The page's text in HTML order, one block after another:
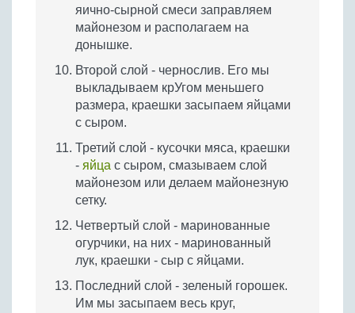
яично-сырной смеси заправляем
майонезом и располагаем на
донышке.
Второй слой - чернослив. Его мы
выкладываем крУгом меньшего
размера, краешки засыпаем яйцами
с сыром.
Третий слой - кусочки мяса, краешки
- яйца с сыром, смазываем слой
майонезом или делаем майонезную
сетку.
Четвертый слой - маринованные
огурчики, на них - маринованный
лук, краешки - сыр с яйцами.
Последний слой - зеленый горошек.
Им мы засыпаем весь круг,